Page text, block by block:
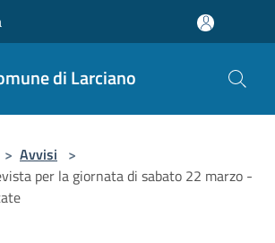
di Larciano
> Avvisi >
per la giornata di sabato 22 marzo -